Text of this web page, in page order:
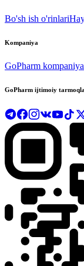
Bo'sh ish o'rinlari
Kompaniya
GoPharm
GoPharm ijtimoiy